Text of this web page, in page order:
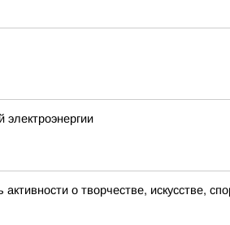
о творчестве, искусстве,